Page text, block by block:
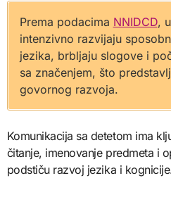
Prema podacima NNIDCD,
intenzivno razvijaju
jezika, brbljaju slogove i
sa značenjem, što
govornog razvoja.
Komunikacija sa detetom ima
čitanje, imenovanje predmeta i
podstiču razvoj jezika i